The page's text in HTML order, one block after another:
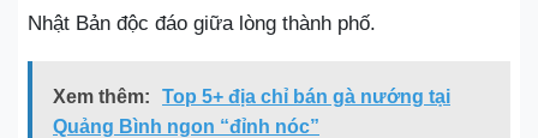
Nhật Bản độc đáo giữa lòng thành phố.
Xem thêm:
Top 5+ địa chỉ bán gà nướng tại
Quảng Bình ngon “đỉnh nóc”